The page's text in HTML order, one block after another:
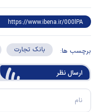
برچسب ها: بانک تجارت
ارسال‌ نظر